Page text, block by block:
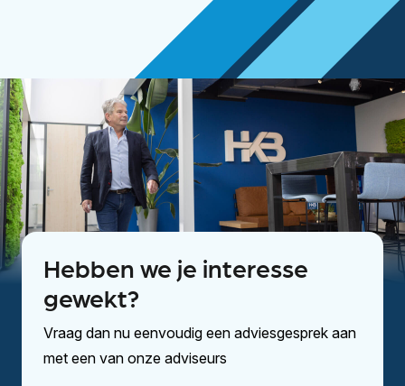
Hebben we je interesse
gewekt?
Vraag dan nu eenvoudig een adviesgesprek aan
met een van onze adviseurs